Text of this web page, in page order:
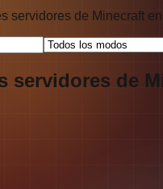
servidores de Minecraft
servidores de